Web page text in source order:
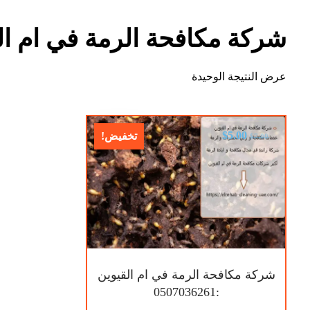
شركة مكافحة الرمة في ام
عرض النتيجة الوحيدة
تخفيض!
شركة مكافحة الرمة في ام القيوين
:0507036261
$7.00
$5.00